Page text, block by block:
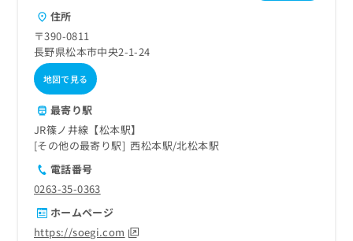
住所
〒390-0811
長野県松本市中央2-1-24
地図で見る
最寄り駅
JR篠ノ井線【松本駅】
その他の最寄り駅
西松本駅 北松本駅
電話番号
0263-35-0363
ホームページ
https://soegi.com